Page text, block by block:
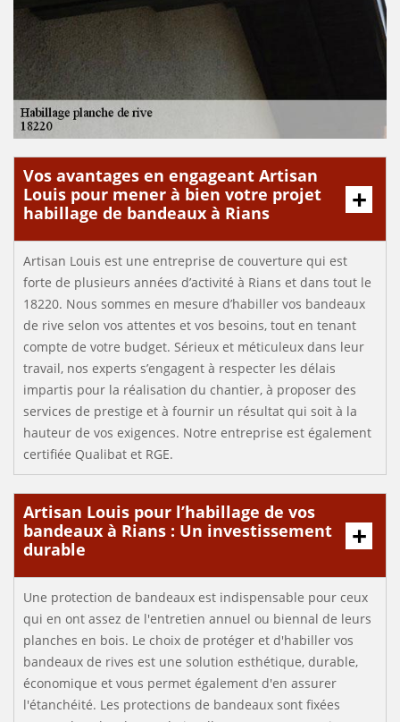
Vos avantages en engageant Artisan
Louis pour mener à bien votre projet
habillage de bandeaux à Rians
Artisan Louis est une entreprise de couverture qui est
forte de plusieurs années d’activité à Rians et dans tout le
18220. Nous sommes en mesure d’habiller vos bandeaux
de rive selon vos attentes et vos besoins, tout en tenant
compte de votre budget. Sérieux et méticuleux dans leur
travail, nos experts s’engagent à respecter les délais
impartis pour la réalisation du chantier, à proposer des
services de prestige et à fournir un résultat qui soit à la
hauteur de vos exigences. Notre entreprise est également
certifiée Qualibat et RGE.
Artisan Louis pour l’habillage de vos
bandeaux à Rians : Un investissement
durable
Une protection de bandeaux est indispensable pour ceux
qui en ont assez de l'entretien annuel ou biennal de leurs
planches en bois. Le choix de protéger et d'habiller vos
bandeaux de rives est une solution esthétique, durable,
économique et vous permet également d'en assurer
l'étanchéité. Les protections de bandeaux sont fixées